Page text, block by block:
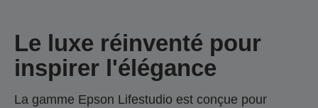
Le luxe réinventé pour
inspirer l'élégance
La gamme Epson Lifestudio est conçue pour